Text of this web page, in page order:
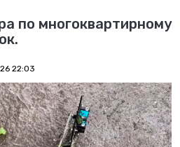
по многоквартирному
22:03